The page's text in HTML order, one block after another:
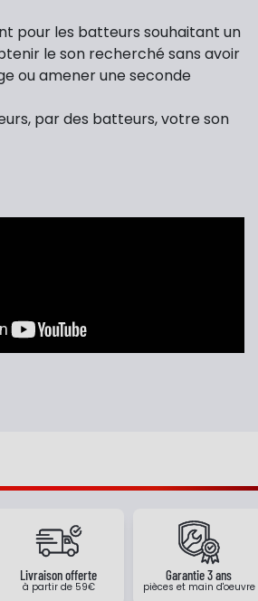
pour les batteurs souhaitant un
le son recherché sans avoir
ou amener une seconde
par des batteurs, votre son
Livraison offerte
à partir de 59€
Garantie 3 ans
pièces et main d'oeuvre